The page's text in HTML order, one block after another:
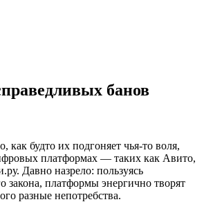
банов
как будто их подгоняет чья-то воля,
платформах — таких как Авито,
Давно назрело: пользуясь
закона, платформы энергично творят
разные непотребства.